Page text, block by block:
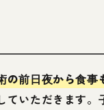
の前日夜から食事
ていただきます。